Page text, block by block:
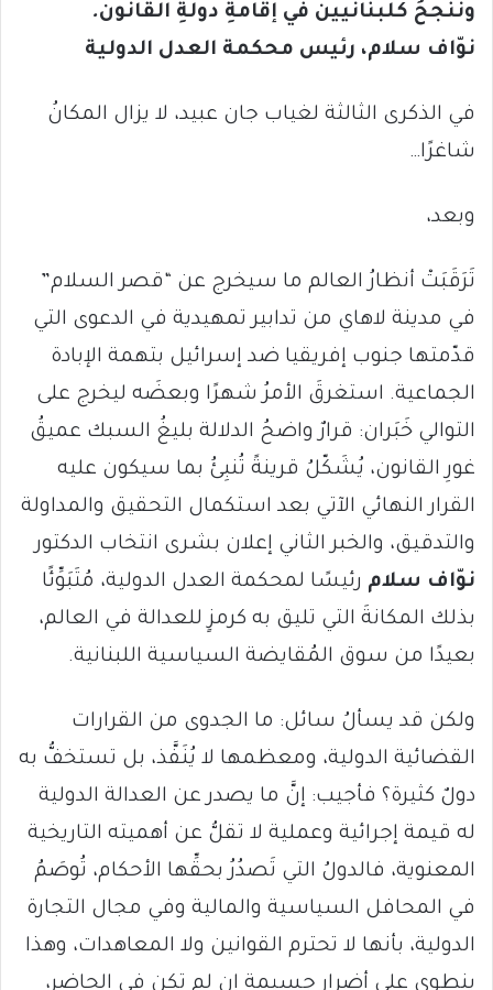
وننجحُ كلبنانيين في إقامةِ دولةِ القانون.
نوّاف سلام، رئيس محكمة العدل الدولية
في الذكرى الثالثة لغياب جان عبيد، لا يزال المكانُ
شاغرًا…
وبعد،
تَرَقَبَتْ أنظارُ العالم ما سيخرج عن “قصر السلام”
في مدينة لاهاي من تدابير تمهيدية في الدعوى التي
قدّمتها جنوب إفريقيا ضد إسرائيل بتهمة الإبادة
الجماعية. استغرقَ الأمرُ شهرًا وبعضَه ليخرج على
التوالي خَبَران: قرارٌ واضحُ الدلالة بليغُ السبك عميقُ
غورِ القانون، يُشَكّلُ قرينةً تُنبِئُ بما سيكون عليه
القرار النهائي الآتي بعد استكمال التحقيق والمداولة
والتدقيق، والخبر الثاني إعلان بشرى انتخاب الدكتور
نوّاف سلام رئيسًا لمحكمة العدل الدولية، مُتَبَوِّئًا
بذلك المكانةَ التي تليق به كرمزٍ للعدالة في العالم،
بعيدًا من سوق المُقايضة السياسية اللبنانية.
ولكن قد يسألُ سائل: ما الجدوى من القرارات
القضائية الدولية، ومعظمها لا يُنَفَّذ، بل تستخفُّ به
دولٌ كثيرة؟ فأجيب: إنَّ ما يصدر عن العدالة الدولية
له قيمة إجرائية وعملية لا تقلُّ عن أهميته التاريخية
المعنوية، فالدولُ التي تَصدُرُ بحقِّها الأحكام، تُوصَمُ
في المحافل السياسية والمالية وفي مجال التجارة
الدولية، بأنها لا تحترم القوانين ولا المعاهدات، وهذا
ينطوي على أضرارٍ جسيمة إن لم تكن في الحاضر،